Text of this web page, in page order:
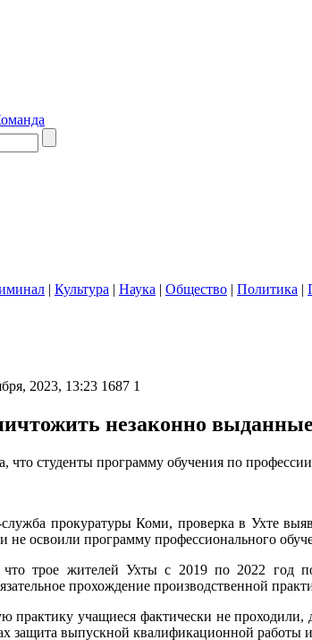
| Культура | Наука | Общество | Политика |
2023, 13:23 1687 1
незаконно
что студенты программу обучения по
прокуратуры Коми, проверка в Ухте
не освоили программу профессионального
что трое жителей Ухты с 2019 по 2022 год
прохождение производственной
практику учащиеся фактически не
защита выпускной квалификационной